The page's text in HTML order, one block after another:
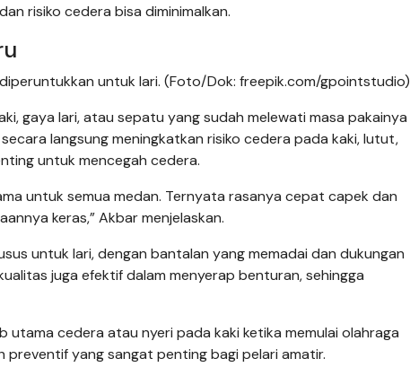
risiko cedera bisa diminimalkan.
untuk lari. (Foto/Dok: freepik.com/gpointstudio)
gaya lari, atau sepatu yang sudah melewati masa pakainya
langsung meningkatkan risiko cedera pada kaki, lutut,
untuk mencegah cedera.
untuk semua medan. Ternyata rasanya cepat capek dan
keras,” Akbar menjelaskan.
untuk lari, dengan bantalan yang memadai dan dukungan
juga efektif dalam menyerap benturan, sehingga
utama cedera atau nyeri pada kaki ketika memulai olahraga
yang sangat penting bagi pelari amatir.